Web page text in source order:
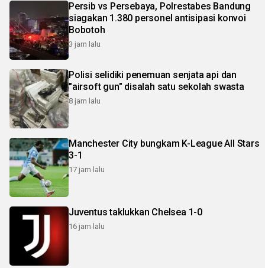
Persib vs Persebaya, Polrestabes Bandung
siagakan 1.380 personel antisipasi konvoi
Bobotoh
3 jam lalu
Polisi selidiki penemuan senjata api dan
"airsoft gun" disalah satu sekolah swasta
8 jam lalu
Manchester City bungkam K-League All Stars
3-1
17 jam lalu
Juventus taklukkan Chelsea 1-0
16 jam lalu